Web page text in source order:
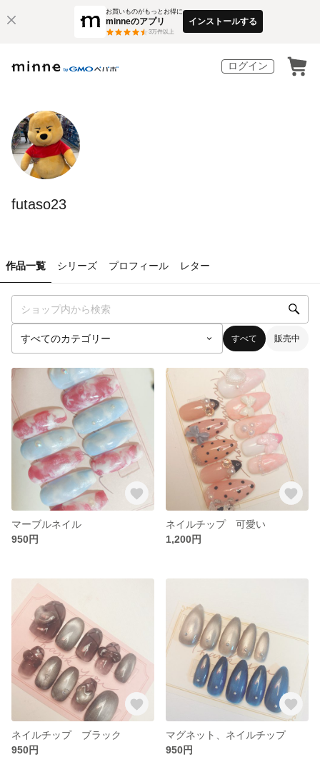
お買いものがもっとお得に
minneのアプリ
3万件以上
インストールする
ログイン
futaso23
作品一覧 シリーズ プロフィール レター
すべて 販売中
マーブルネイル
950円
ネイルチップ 可愛い
1,200円
ネイルチップ ブラック
950円
マグネット、ネイルチップ
950円